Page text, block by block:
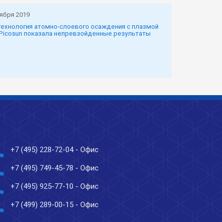
2019
атомно-слоевого осаждения с плазмой
показала непревзойденные результаты
+7 (495) 228-72-04- Офис
+7 (495) 749-45-78 - Офис
+7 (495) 925-77-10 - Офис
+7 (499) 289-00-15 - Офис